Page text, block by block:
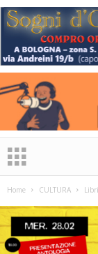
Home CULTURA